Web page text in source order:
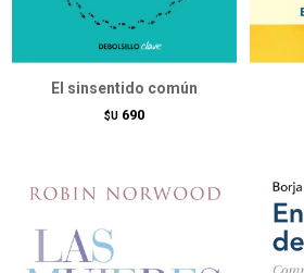
El sinsentido común
$U 690